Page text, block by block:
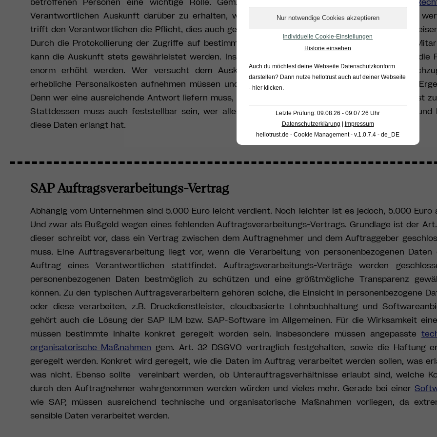
Verantwortlichen Auskunft darüber zu erhalten, welche personenbezogene Daten verarbeitet
trifft den Verantwortlichen die Pflicht, dies auch gem. Art. 5 Abs. 2 DSGVO dokumentiert
Durch die Protokollierung der Zugriffe auf bestimmte Daten, wie beispielsweise Kunden- oder
kann die Auskunft stets gewährleistet werden. Insbesondere in großen Unternehmen kann so die
enorm erhöht werden. Wer versucht dem Auskunftsrecht ohne System und Konzept
erhebliche Personalkosten aufnehmen müssen und voraussichtlich trotzdem ein schlechteres
Denn wer eine ausreichende Antwort liefern muss, kann nicht allein auf die Berechtigungen selbst
Stattdessen muss auch feststellbar sein, wer alles tatsächlich, nicht nur theoretisch, Zugriff und
diese Daten erlangt hat.
SAP Auftragsverarbeitungs-Vertrag
Abhängig vom Unternehmen sind 5.000 Euro leicht verdient. Noch leichter ist es jedoch, 5.000 Euro
Und zwar als Bußgeld wegen eines fehlenden Auftragsverarbeitungs-Vertrags. Grundlage ist der
dieser schreibt vor, dass ein Vertrag zwischen dem Auftragnehmer und dem Auftraggeber
muss. Eine Auftragsverarbeitung liegt vor, wenn die Verarbeitung von personenbezogenen Daten
Auftrag eines Verantwortlichen stattfindet. Auftragsverarbeitungs-Verträge werden
personenbezogenen Daten bestmöglich zu schützen und eine größtmögliche Transparenz
können. Zu den typischen Auftragsverarbeitern gehören solche, die Einsicht in personenbezogene
oder diese verarbeiten, z.B. Druckdienstleister, cloudbasierte Lohnbuchhaltung und
gehört auch die Lösung der SAP ILM bzw. SAP-Software im Allgemeinen. Für die Wirksamkeit
müssen bestimmte Inhalte konkret geregelt worden sein. Insbesondere müssen angepasste
organisatorische Maßnahmen gem. Art. 32 DSGVO vertraglich festgehalten, sowie die Haftung
geregelt werden. Konkret wird geregelt, wie die Daten im Auftrag verarbeitet werden sollen, was
was nicht. Ebenso sollte vereinbart werden, ob Unterauftragsverhältnisse erlaubt sind, welche
durch den Auftragnehmer wahrgenommen werden würden und vieles mehr. Gerade bei einer
wie SAP, müssen ausreichend technische und organisatorische Maßnahmen vorliegen, da
sensible Daten verarbeitet werden.
Individuelle Cookie-Einstellungen
Historie einsehen
Auch du möchtest deine Webseite Datenschutzkonform
darstellen? Dann nutze hellotrust auch auf deiner Webseite
- hier klicken.
Letzte Prüfung: 09.08.26 - 09:07:26 Uhr
Datenschutzerklärung
Impressum
hellotrust.de - Cookie Management - v.1.0.7.4 - de_DE